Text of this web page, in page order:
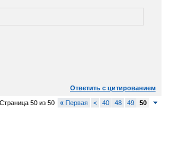
Ответить с цитированием
Страница 50 из 50 « Первая < 40 48 49 50